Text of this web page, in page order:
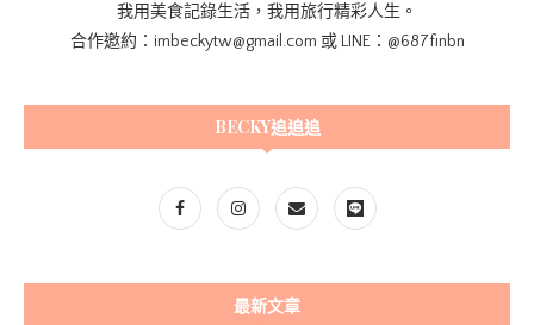
我用美食記錄生活，我用旅行精彩人生。
合作邀約：imbeckytw@gmail.com 或 LINE：@687finbn
BECKY追追追
最新文章